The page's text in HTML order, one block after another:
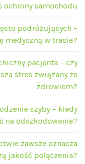
ochrony samochodu
podróżujących –
medyczną w trasie?
pacjenta – czy
stres związany ze
zdrowiem?
szyby – kiedy
na odszkodowanie?
zawsze oznacza
jakość połączenia?